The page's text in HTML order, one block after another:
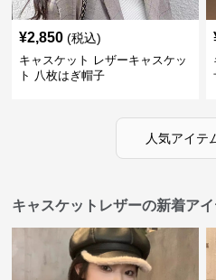
¥2,850 (税込)
キャスケット レザーキャスケッ
ト 八枚はぎ帽子
人気アイテ
キャスケットレザーの新着ア